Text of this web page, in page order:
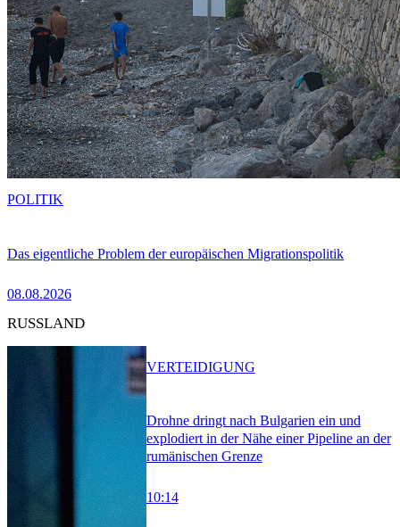
Das eigentliche Problem der europäischen Migrationspolitik
08.08.2026
POLITIK
RUSSLAND
Drohne dringt nach Bulgarien ein und
explodiert in der Nähe einer Pipeline an der
rumänischen Grenze
10:14
VERTEIDIGUNG